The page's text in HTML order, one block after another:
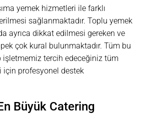
yemek hizmetleri ile farklı
sağlanmaktadır. Toplu yemek
ayrıca dikkat edilmesi gereken ve
çok kural bulunmaktadır. Tüm bu
tercih edeceğiniz tüm
için profesyonel destek
Büyük Catering